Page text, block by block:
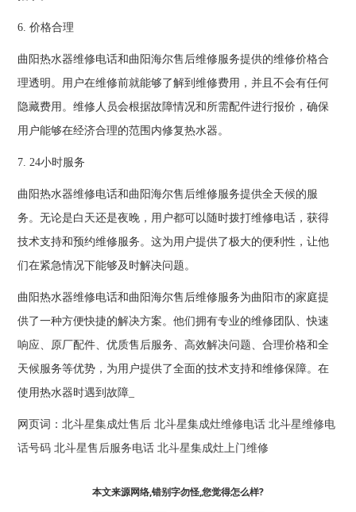
6. 价格合理
曲阳热水器维修电话和曲阳海尔售后维修服务提供的维修价格合
理透明。用户在维修前就能够了解到维修费用，并且不会有任何
隐藏费用。维修人员会根据故障情况和所需配件进行报价，确保
用户能够在经济合理的范围内修复热水器。
7. 24小时服务
曲阳热水器维修电话和曲阳海尔售后维修服务提供全天候的服
务。无论是白天还是夜晚，用户都可以随时拨打维修电话，获得
技术支持和预约维修服务。这为用户提供了极大的便利性，让他
们在紧急情况下能够及时解决问题。
曲阳热水器维修电话和曲阳海尔售后维修服务为曲阳市的家庭提
供了一种方便快捷的解决方案。他们拥有专业的维修团队、快速
响应、原厂配件、优质售后服务、高效解决问题、合理价格和全
天候服务等优势，为用户提供了全面的技术支持和维修保障。在
使用热水器时遇到故障_
网页词：北斗星集成灶售后 北斗星集成灶维修电话 北斗星维修电
话号码 北斗星售后服务电话 北斗星集成灶上门维修
本文来源网络,错别字勿怪,您觉得怎么样?